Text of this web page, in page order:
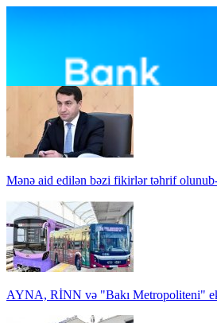
Mənə aid edilən bəzi fikirlər təhrif
AYNA, RİNN və "Bakı Metropoliteni"